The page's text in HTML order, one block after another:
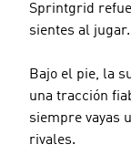
Sprintgrid
sientes al jugar.
Bajo el pie, la
una tracción
siempre vayas
rivales.